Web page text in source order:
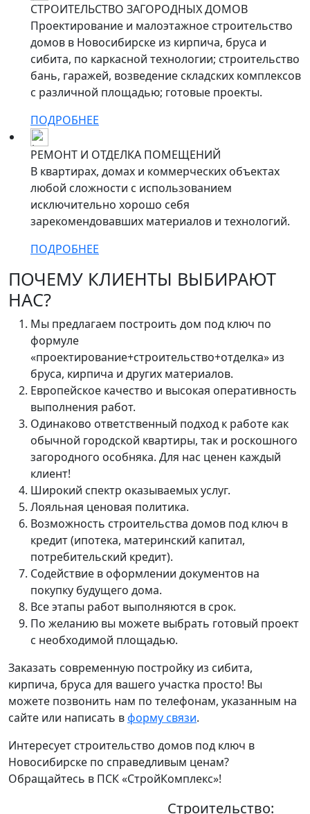
СТРОИТЕЛЬСТВО ЗАГОРОДНЫХ ДОМОВ
Проектирование и малоэтажное строительство
домов в Новосибирске из кирпича, бруса и
сибита, по каркасной технологии; строительство
бань, гаражей, возведение складских комплексов
с различной площадью; готовые проекты.
ПОДРОБНЕЕ
РЕМОНТ И ОТДЕЛКА ПОМЕЩЕНИЙ
В квартирах, домах и коммерческих объектах
любой сложности с использованием
исключительно хорошо себя
зарекомендовавших материалов и технологий.
ПОДРОБНЕЕ
ПОЧЕМУ КЛИЕНТЫ ВЫБИРАЮТ
НАС?
Мы предлагаем построить дом под ключ по
формуле
«проектирование+строительство+отделка» из
бруса, кирпича и других материалов.
Европейское качество и высокая оперативность
выполнения работ.
Одинаково ответственный подход к работе как
обычной городской квартиры, так и роскошного
загородного особняка. Для нас ценен каждый
клиент!
Широкий спектр оказываемых услуг.
Лояльная ценовая политика.
Возможность строительства домов под ключ в
кредит (ипотека, материнский капитал,
потребительский кредит).
Содействие в оформлении документов на
покупку будущего дома.
Все этапы работ выполняются в срок.
По желанию вы можете выбрать готовый проект
с необходимой площадью.
Заказать современную постройку из сибита,
кирпича, бруса для вашего участка просто! Вы
можете позвонить нам по телефонам, указанным на
сайте или написать вформу связи.
Интересует строительство домов под ключ в
Новосибирске по справедливым ценам?
Обращайтесь в ПСК «СтройКомплекс»!
Строительство: